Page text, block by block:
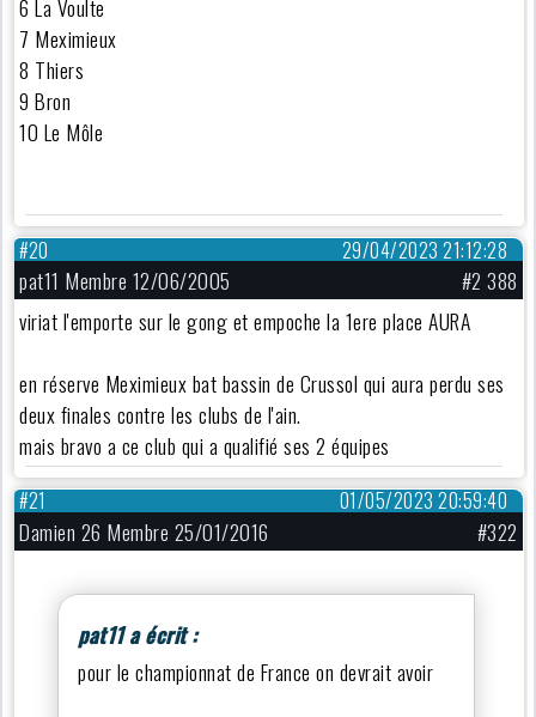
6 La Voulte
7 Meximieux
8 Thiers
9 Bron
10 Le Môle
29/04/2023 21:12:28
#20
pat11 Membre 12/06/2005
#2 388
viriat l'emporte sur le gong et empoche la 1ere place AURA
en réserve Meximieux bat bassin de Crussol qui aura perdu ses
deux finales contre les clubs de l'ain.
mais bravo a ce club qui a qualifié ses 2 équipes
01/05/2023 20:59:40
#21
Damien 26 Membre 25/01/2016 #322
pat11 a écrit :
pour le championnat de France on devrait avoir